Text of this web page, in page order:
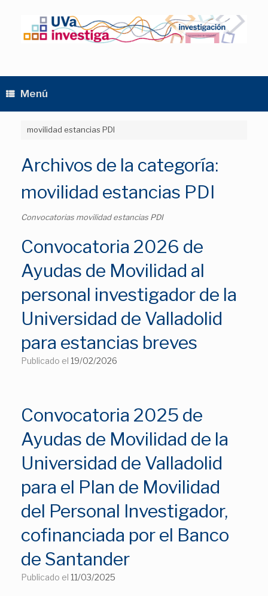
contenido
Menú
movilidad estancias PDI
Archivos de la categoría:
movilidad estancias PDI
Convocatorias movilidad estancias PDI
Convocatoria 2026 de
Ayudas de Movilidad al
personal investigador de la
Universidad de Valladolid
para estancias breves
Publicado el 19/02/2026
Convocatoria 2025 de
Ayudas de Movilidad de la
Universidad de Valladolid
para el Plan de Movilidad
del Personal Investigador,
cofinanciada por el Banco
de Santander
Publicado el 11/03/2025